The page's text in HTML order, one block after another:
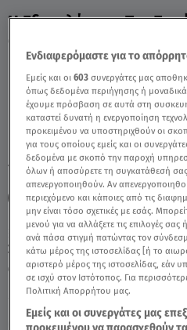
Σάββατο 8 Αυγούστου 2026
04.04.24, 01:32
ΕΛΛΑΔΑ
Πηγή: Ζήνα το βράδυ
Η Εξομολόγηση Της
Θύμα Κακοποίησης -
TAGS: ΑΓΙΟΙ ΑΝΑΡΓΥΡΟΙ
ΕΓΚΛΗΜΑ ΔΟΛΟΦΟΝΙΑ
Ενδιαφερόμαστε για το
Εμείς και οι603 συνεργάτες μας
όπως δεδομένα περιήγησης ή μοναδικά
έχουμε πρόσβαση σε αυτά στη
καταστεί δυνατή η ενεργοποίηση
προκειμένου να υποστηριχθούν οι
για τους οποίους εμείς και οι
δεδομένα με σκοπό την παροχή
όλων ή αποσύρετε τη συγκατάθεσή σας,
απενεργοποιηθούν. Αν
περιεχόμενο και κάποιες από τις
μην είναι τόσο σχετικές με εσάς.
μενού για να αλλάξετε τις επιλογές
ανά πάσα στιγμή πατώντας τον
κάτω μέρος της ιστοσελίδας [ή το
αριστερό μέρος της ιστοσελίδας, εάν
σε ισχύ στον Ιστότοπος. Για
Πολιτική Απορρήτου μας.
Εμείς και οι συνεργάτες μας